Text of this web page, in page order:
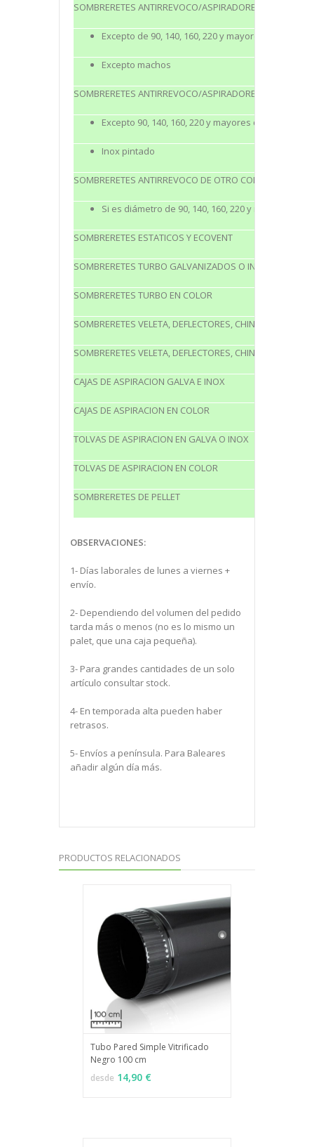
SOMBRERETES ANTIRREVOCO/ASPIRADORES NEGRO
Excepto de 90, 140, 160, 220 y mayores de 300
Excepto machos
SOMBRERETES ANTIRREVOCO/ASPIRADORES
Excepto 90, 140, 160, 220 y mayores de 300
Inox pintado
SOMBRERETES ANTIRREVOCO DE OTRO COLOR
Si es diámetro de 90, 140, 160, 220 y mayores de
SOMBRERETES ESTATICOS Y ECOVENT
SOMBRERETES TURBO GALVANIZADOS O INOXIDABLES
SOMBRERETES TURBO EN COLOR
SOMBRERETES VELETA, DEFLECTORES, CHINOS Y
SOMBRERETES VELETA, DEFLECTORES, CHINOS Y
CAJAS DE ASPIRACION GALVA E INOX
CAJAS DE ASPIRACION EN COLOR
TOLVAS DE ASPIRACION EN GALVA O INOX
TOLVAS DE ASPIRACION EN COLOR
SOMBRERETES DE PELLET
OBSERVACIONES:
1- Días laborales de lunes a viernes +
envío.
2- Dependiendo del volumen del pedido
tarda más o menos (no es lo mismo un
palet, que una caja pequeña).
3- Para grandes cantidades de un solo
artículo consultar stock.
4- En temporada alta pueden haber
retrasos.
5- Envíos a península. Para Baleares
añadir algún día más.
PRODUCTOS RELACIONADOS
VER OPCIONES
Tubo Pared Simple Vitrificado
Negro 100 cm
desde 14,90 €